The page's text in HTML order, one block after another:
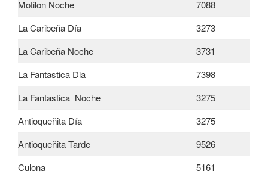
Motilon Noche
7088
La Caribeña Día
3273
La Caribeña Noche
3731
La Fantastica Dia
7398
La Fantastica Noche
3275
Antioqueñita Día
3275
Antioqueñita Tarde
9526
Culona
5161